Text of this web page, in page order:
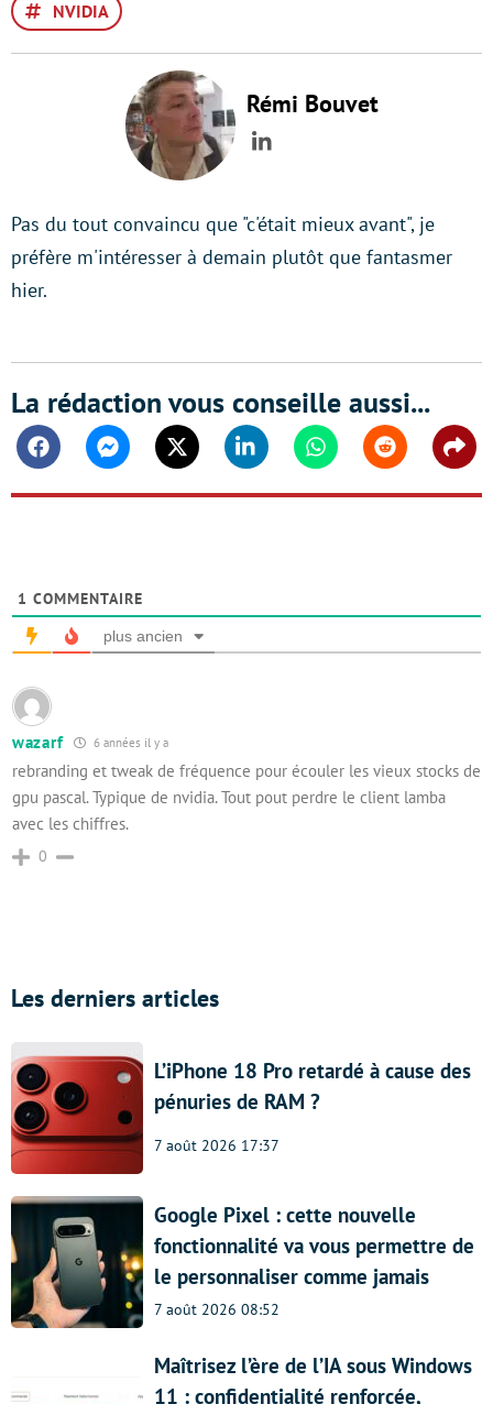
NVIDIA
Rémi Bouvet
LinkedIn
Pas du tout convaincu que "c'était mieux avant", je
préfère m'intéresser à demain plutôt que fantasmer
hier.
La rédaction vous conseille aussi...
FacebookMessengerTwitter Linkedin WhatsappReddit
1 COMMENTAIRE
plus ancien
wazarf 6 années il y a
rebranding et tweak de fréquence pour écouler les vieux stocks de
gpu pascal. Typique de nvidia. Tout pout perdre le client lamba
avec les chiffres.
0
Les derniers articles
L’iPhone 18 Pro retardé à cause des
pénuries de RAM ?
7 août 2026 17:37
Google Pixel : cette nouvelle
fonctionnalité va vous permettre de
le personnaliser comme jamais
7 août 2026 08:52
Maîtrisez l’ère de l’IA sous Windows
11 : confidentialité renforcée,